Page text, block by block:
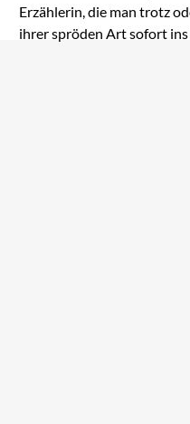
Erzählerin, die man trotz
ihrer spröden Art sofort